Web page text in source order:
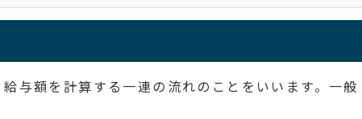
与額を計算する一連の流れのことをいいます。一般